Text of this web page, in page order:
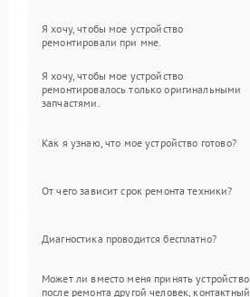
Я хочу, чтобы мое устройство
ремонтировали при мне.
Я хочу, чтобы мое устройство
ремонтировалось только оригинальными
запчастями.
Как я узнаю, что мое устройство готово?
От чего зависит срок ремонта техники?
Диагностика проводится бесплатно?
Может ли вместо меня принять устройство
после ремонта другой человек, контактный